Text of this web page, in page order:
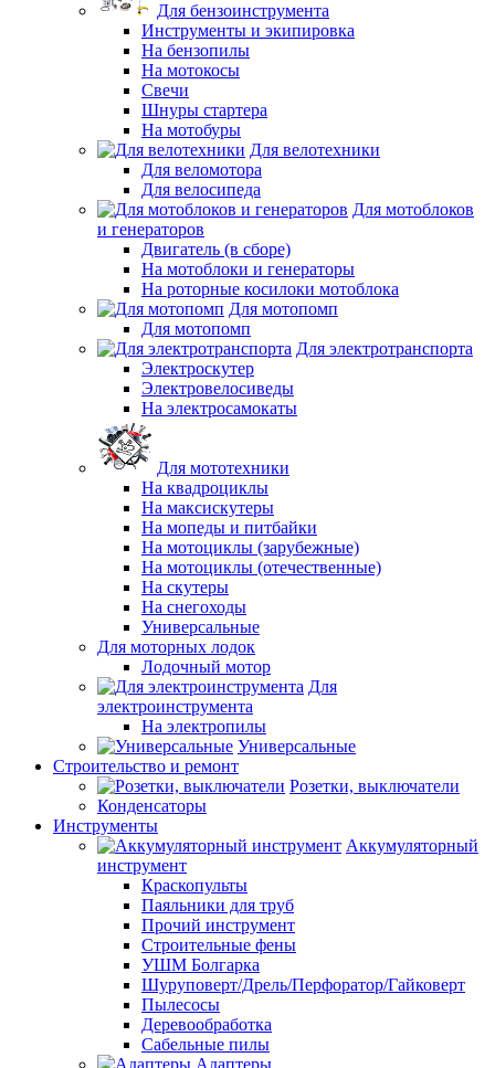
Для бензоинструмента
Инструменты и экипировка
На бензопилы
На мотокосы
Свечи
Шнуры стартера
На мотобуры
Для велотехники
Для веломотора
Для велосипеда
Для мотоблоков
и генераторов
Двигатель (в сборе)
На мотоблоки и генераторы
На роторные косилоки мотоблока
Для мотопомп
Для мотопомп
Для электротранспорта
Электроскутер
Электровелосиведы
На электросамокаты
Для мототехники
На квадроциклы
На максискутеры
На мопеды и питбайки
На мотоциклы (зарубежные)
На мотоциклы (отечественные)
На скутеры
На снегоходы
Универсальные
Для моторных лодок
Лодочный мотор
Для
электроинструмента
На электропилы
Универсальные
Строительство и ремонт
Розетки, выключатели
Конденсаторы
Инструменты
Аккумуляторный
инструмент
Краскопульты
Паяльники для труб
Прочий инструмент
Строительные фены
УШМ Болгарка
Шуруповерт/Дрель/Перфоратор/Гайковерт
Пылесосы
Деревообработка
Сабельные пилы
Адаптеры